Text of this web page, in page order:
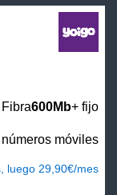
Fibra600Mb+ fijo
móviles
luego 29,90€/mes